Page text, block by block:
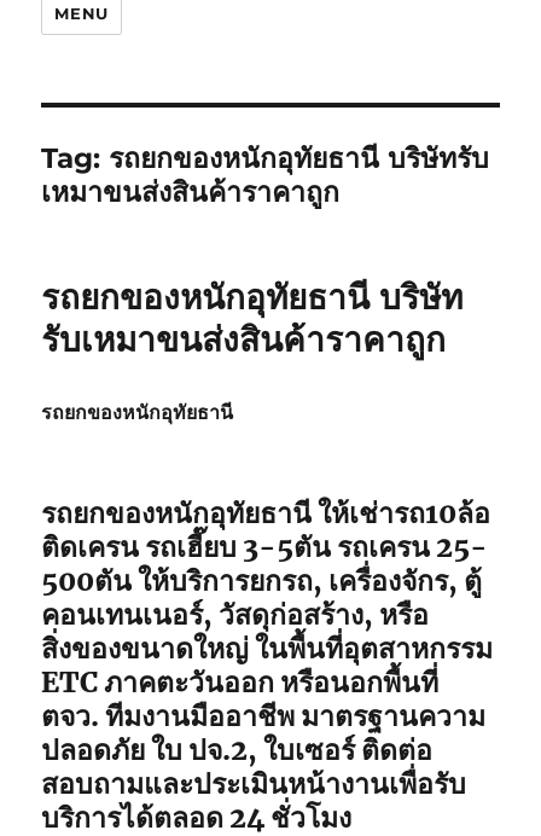
MENU
Tag: รถยกของหนักอุทัยธานี บริษัทรับ
เหมาขนส่งสินค้าราคาถูก
รถยกของหนักอุทัยธานี บริษัท
รับเหมาขนส่งสินค้าราคาถูก
รถยกของหนักอุทัยธานี
รถยกของหนักอุทัยธานี ให้เช่ารถ10ล้อ
ติดเครน รถเฮี๊ยบ 3-5ตัน รถเครน 25-
500ตัน ให้บริการยกรถ, เครื่องจักร, ตู้
คอนเทนเนอร์, วัสดุก่อสร้าง, หรือ
สิ่งของขนาดใหญ่ ในพื้นที่อุตสาหกรรม
ETC ภาคตะวันออก หรือนอกพื้นที่
ตจว. ทีมงานมืออาชีพ มาตรฐานความ
ปลอดภัย ใบ ปจ.2, ใบเซอร์ ติดต่อ
สอบถามและประเมินหน้างานเพื่อรับ
บริการได้ตลอด 24 ชั่วโมง